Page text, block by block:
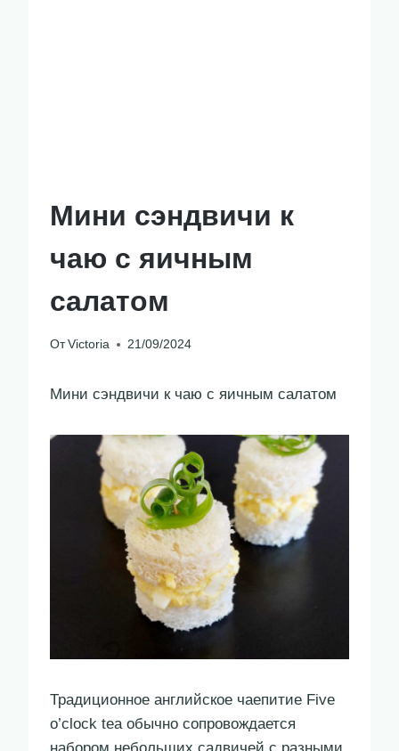
Мини сэндвичи к
чаю с яичным
салатом
От Victoria 21/09/2024
Мини сэндвичи к чаю с яичным салатом
Традиционное английское чаепитие Five
o’clock tea обычно сопровождается